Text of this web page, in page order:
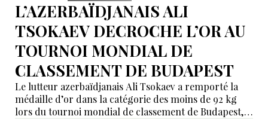
L’AZERBAÏDJANAIS ALI
TSOKAEV DECROCHE L’OR AU
TOURNOI MONDIAL DE
CLASSEMENT DE BUDAPEST
Le lutteur azerbaïdjanais Ali Tsokaev a remporté la
médaille d’or dans la catégorie des moins de 92 kg
lors du tournoi mondial de classement de Budapest,